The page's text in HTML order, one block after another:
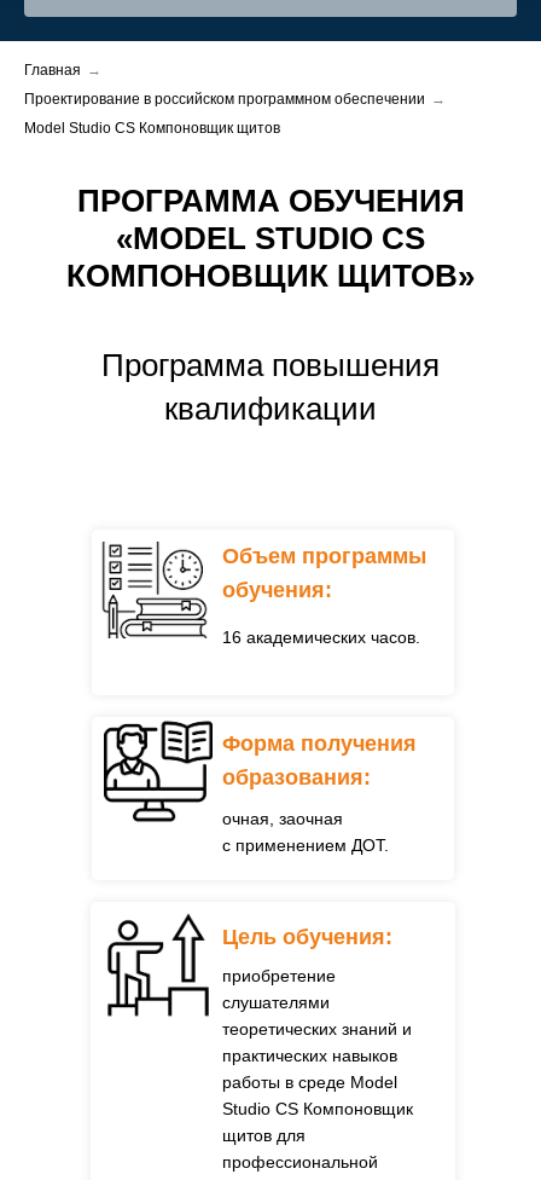
Главная →
Проектирование в российском программном обеспечении →
Model Studio CS Компоновщик щитов
ПРОГРАММА ОБУЧЕНИЯ
«MODEL STUDIO CS
КОМПОНОВЩИК ЩИТОВ»
Программа повышения
квалификации
16 академических часов.
Объем программы
обучения:
очная, заочная
с применением ДОТ.
Форма получения
образования:
приобретение
слушателями
теоретических знаний и
практических навыков
работы в среде Model
Studio CS Компоновщик
щитов для
профессиональной
Цель обучения: